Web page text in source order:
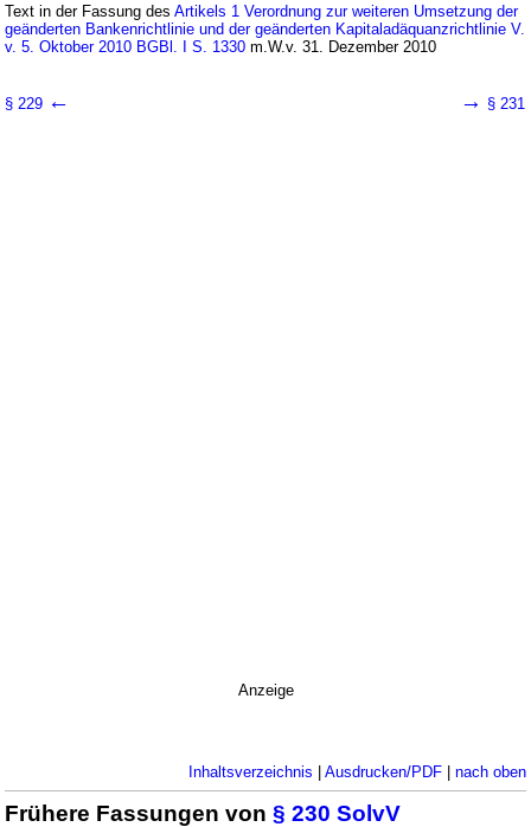
Text in der Fassung desArtikels 1 Verordnung zur weiteren Umsetzung der
geänderten Bankenrichtlinie und der geänderten Kapitaladäquanzrichtlinie V.
v. 5. Oktober 2010 BGBl. I S. 1330 m.W.v. 31. Dezember 2010
§ 229 ← → § 231
Anzeige
Inhaltsverzeichnis | Ausdrucken/PDF| nach oben
Frühere Fassungen von§ 230 SolvV